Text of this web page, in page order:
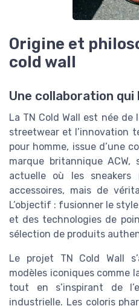
Origine et
cold wall
Une collaboration qui
La TN Cold Wall est née
streetwear et l’innovation
pour homme, issue d’une
marque britannique ACW,
actuelle où les
accessoires, mais de
L’objectif : fusionner le
et des technologies de
sélection de produits
Le projet TN Cold Wall
modèles iconiques comme
tout en s’inspirant de
industrielle. Les coloris